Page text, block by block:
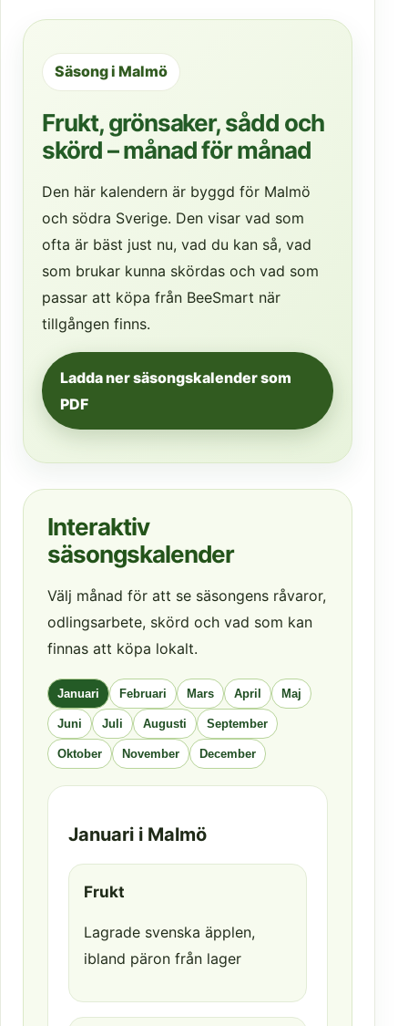
Säsong i Malmö
Frukt, grönsaker, sådd och
skörd – månad för månad
Den här kalendern är byggd för Malmö
och södra Sverige. Den visar vad som
ofta är bäst just nu, vad du kan så, vad
som brukar kunna skördas och vad som
passar att köpa från BeeSmart när
tillgången finns.
Ladda ner säsongskalender som
PDF
Interaktiv
säsongskalender
Välj månad för att se säsongens råvaror,
odlingsarbete, skörd och vad som kan
finnas att köpa lokalt.
Januari Februari Mars April Maj
Juni Juli Augusti September
Oktober November December
Januari i Malmö
Frukt
Lagrade svenska äpplen,
ibland päron från lager